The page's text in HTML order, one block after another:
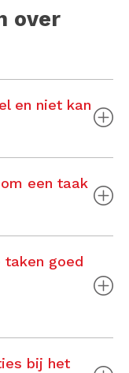
over
en niet kan
een taak
taken goed
bij het